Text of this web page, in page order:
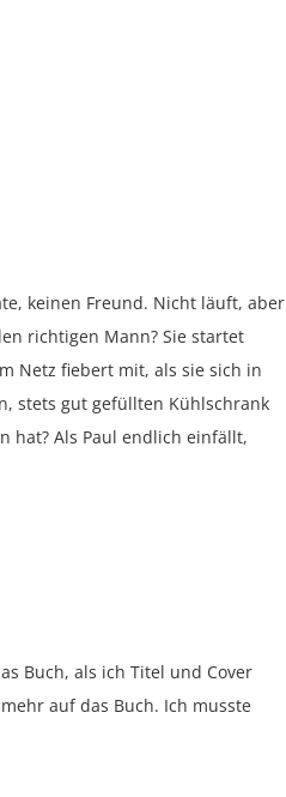
keinen Freund. Nicht läuft, aber
richtigen Mann? Sie startet
Netz fiebert mit, als sie sich in
stets gut gefüllten Kühlschrank
hat? Als Paul endlich einfällt,
Buch, als ich Titel und Cover
auf das Buch. Ich musste